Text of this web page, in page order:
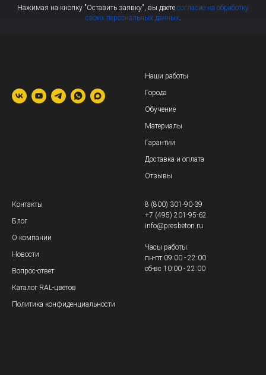
Нажимая на кнопку "Оставить заявку", вы даете согласие на обработку
своих персональных данных.
Наши работы
Города
Обучение
Материалы
Гарантии
Доставка и оплата
Отзывы
Контакты
Блог
О компании
Новости
Вопрос-ответ
Каталог RAL-цветов
Политика конфиденциальности
8 (800) 301-90-39
+7 (495) 201-95-62
info@presbeton.ru
Часы работы:
пн-пт 09:00 - 22:00
сб-вс 10:00 - 22:00